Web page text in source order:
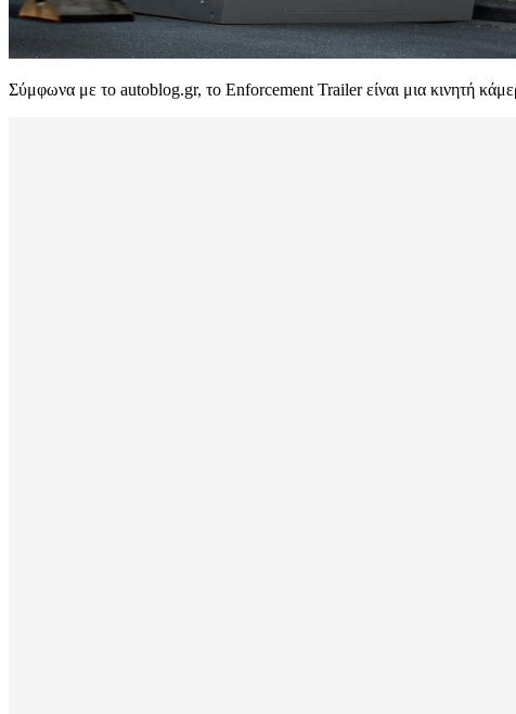
Σύμφωνα με το autoblog.gr, το Enforcement Trailer είναι μια κινητή